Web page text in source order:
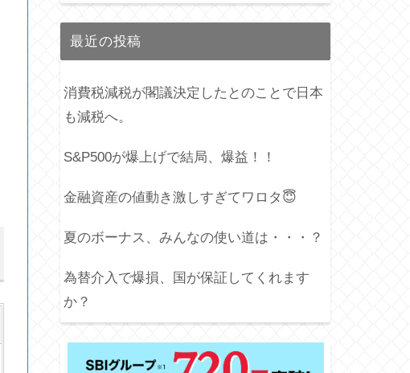
最近の投稿
消費税減税が閣議決定したとのことで日本
も減税へ。
S&P500が爆上げで結局、爆益！！
金融資産の値動き激しすぎてワロタ😇
夏のボーナス、みんなの使い道は・・・？
為替介入で爆損、国が保証してくれます
か？